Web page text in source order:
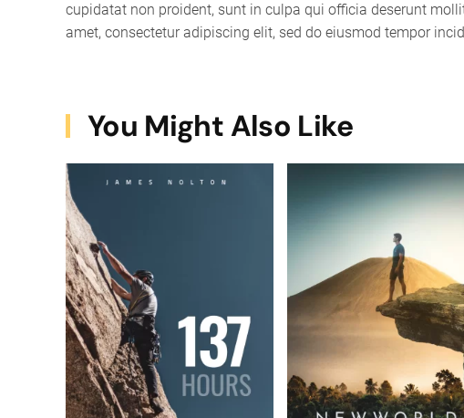
cupidatat non proident, sunt in culpa qui officia deserunt
amet, consectetur adipiscing elit, sed do eiusmod tempor
You Might Also Like